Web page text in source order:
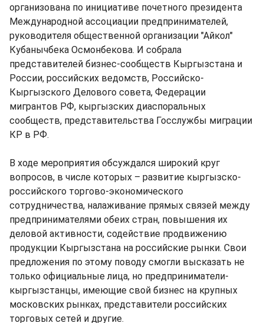
организована по инициативе почетного президента
Международной ассоциации предпринимателей,
руководителя общественной организации "Айкол"
Кубанычбека Осмонбекова. И собрала
представителей бизнес-сообществ Кыргызстана и
России, российских ведомств, Российско-
Кыргызского Делового совета, Федерации
мигрантов РФ, кыргызских диаспоральных
сообществ, представительства Госслужбы миграции
КР в РФ.
В ходе мероприятия обсуждался широкий круг
вопросов, в числе которых – развитие кыргызско-
российского торгово-экономического
сотрудничества, налаживание прямых связей между
предпринимателями обеих стран, повышения их
деловой активности, содействие продвижению
продукции Кыргызстана на российские рынки. Свои
предложения по этому поводу смогли высказать не
только официальные лица, но предприниматели-
кыргызстанцы, имеющие свой бизнес на крупных
московских рынках, представители российских
торговых сетей и другие.